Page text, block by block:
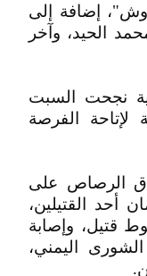
إضافة إلى
الحيد، وآخر
نجحت السبت
لمدة 24 ساعة لإتاحة الفرصة
الرصاص على
أحد القتيلين،
قتيل، وإصابة
اليمني،